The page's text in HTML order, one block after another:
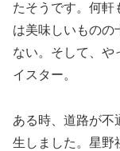
たそうです。何軒
は美味しいものの
ない。そして、や
イスター。
ある時、道路が不
生しました。星野